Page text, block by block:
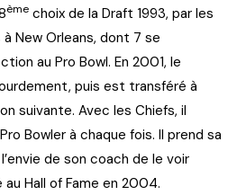
ème choix de la Draft 1993, par les
New Orleans, dont 7 se
au Pro Bowl. En 2001, le
puis est transféré à
suivante. Avec les Chiefs, il
Bowler à chaque fois. Il prend sa
de son coach de le voir
Hall of Fame en 2004.